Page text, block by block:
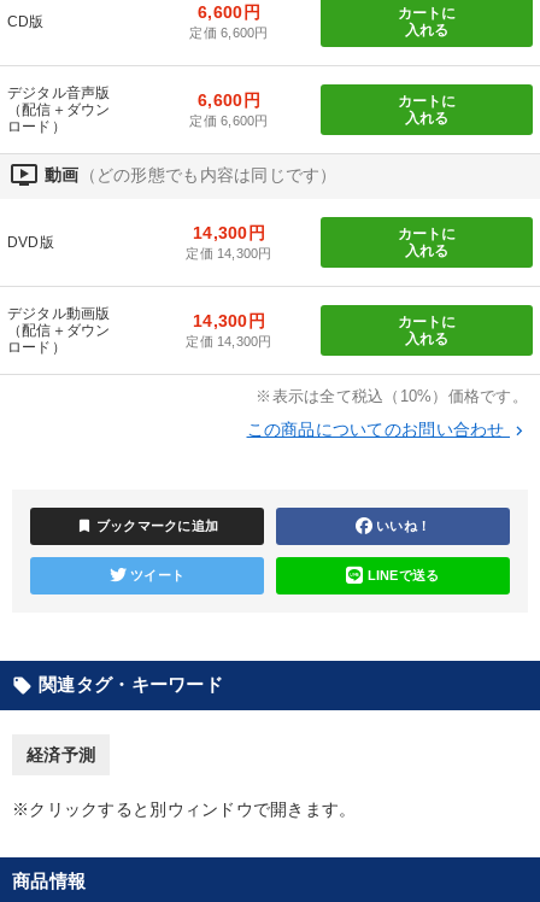
ondemand_video 経営音声・動画を探す refresh 更新する
全国経営者セミナー収録物以外の経営教材（全762タイトル）からお探
しいただけます
カテゴリー
マーケティング 147回春季大会
オーナー社長の「現場力の経営」＋現場の「儲ける力」をさらに
高める教材２選
全国経営者セミナー収録〈売れ筋・人気ランキング〉＆新刊・好
経営者のための《音声・動画で学ぶ》講演シリーズ
組織と人を動かすマネジメント力を磨く
最新トレンドと時代の潮流を押さえる
目的別
後継者に聞かせたい
CD版 6,600円
定価 6,600円
カートに
入れる
デジタル音声版
（配信＋ダウン
ロード）
6,600円
定価 6,600円
カートに
入れる
ondemand_video 動画 （どの形態でも内容は同じです）
DVD版 14,300円
定価 14,300円
カートに
入れる
デジタル動画版
（配信＋ダウン
ロード）
14,300円
定価 14,300円
カートに
入れる
※表示は全て税込（10%）価格です。
この商品についてのお問い合わせ keyboard_arrow_right
bookmark ブックマークに追加 いいね！
ツイート LINEで送る
local_offer 関連タグ・キーワード
経済予測
※クリックすると別ウィンドウで開きます。
商品情報